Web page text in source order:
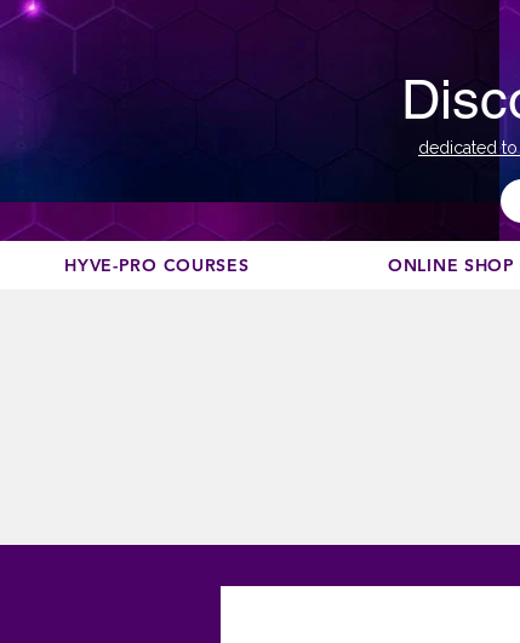
dedicated
HYVE-PRO COURSES ONLINE SHOP